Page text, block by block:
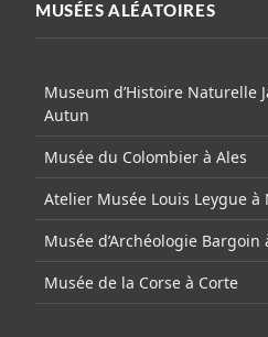
MUSÉES ALÉATOIRES
Museum d’Histoire Naturelle
Autun
Musée du Colombier à Ales
Atelier Musée Louis Leygue à
Musée d’Archéologie
Musée de la Corse à Corte